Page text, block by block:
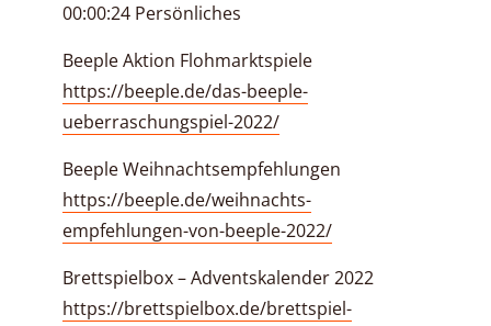
00:00:24 Persönliches
Beeple Aktion Flohmarktspiele
https://beeple.de/das-beeple-
ueberraschungspiel-2022/
Beeple Weihnachtsempfehlungen
https://beeple.de/weihnachts-
empfehlungen-von-beeple-2022/
Brettspielbox – Adventskalender 2022
https://brettspielbox.de/brettspiel-